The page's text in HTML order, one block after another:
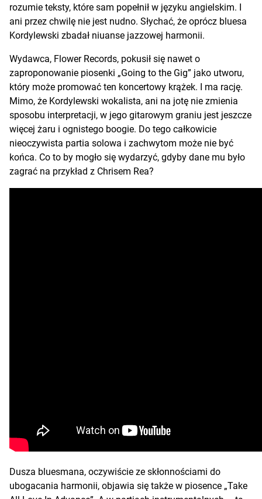
rozumie teksty, które sam popełnił w języku angielskim. I
ani przez chwilę nie jest nudno. Słychać, że oprócz bluesa
Kordylewski zbadał niuanse jazzowej harmonii.
Wydawca, Flower Records, pokusił się nawet o
zaproponowanie piosenki „Going to the Gig” jako utworu,
który może promować ten koncertowy krążek. I ma rację.
Mimo, że Kordylewski wokalista, ani na jotę nie zmienia
sposobu interpretacji, w jego gitarowym graniu jest jeszcze
więcej żaru i ognistego boogie. Do tego całkowicie
nieoczywista partia solowa i zachwytom może nie być
końca. Co to by mogło się wydarzyć, gdyby dane mu było
zagrać na przykład z Chrisem Rea?
Dusza bluesmana, oczywiście ze skłonnościami do
ubogacania harmonii, objawia się także w piosence „Take